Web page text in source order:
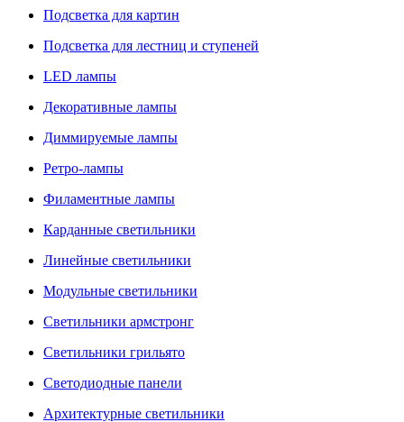
Подсветка для картин
Подсветка для лестниц и ступеней
LED лампы
Декоративные лампы
Диммируемые лампы
Ретро-лампы
Филаментные лампы
Карданные светильники
Линейные светильники
Модульные светильники
Светильники армстронг
Светильники грильято
Светодиодные панели
Архитектурные светильники